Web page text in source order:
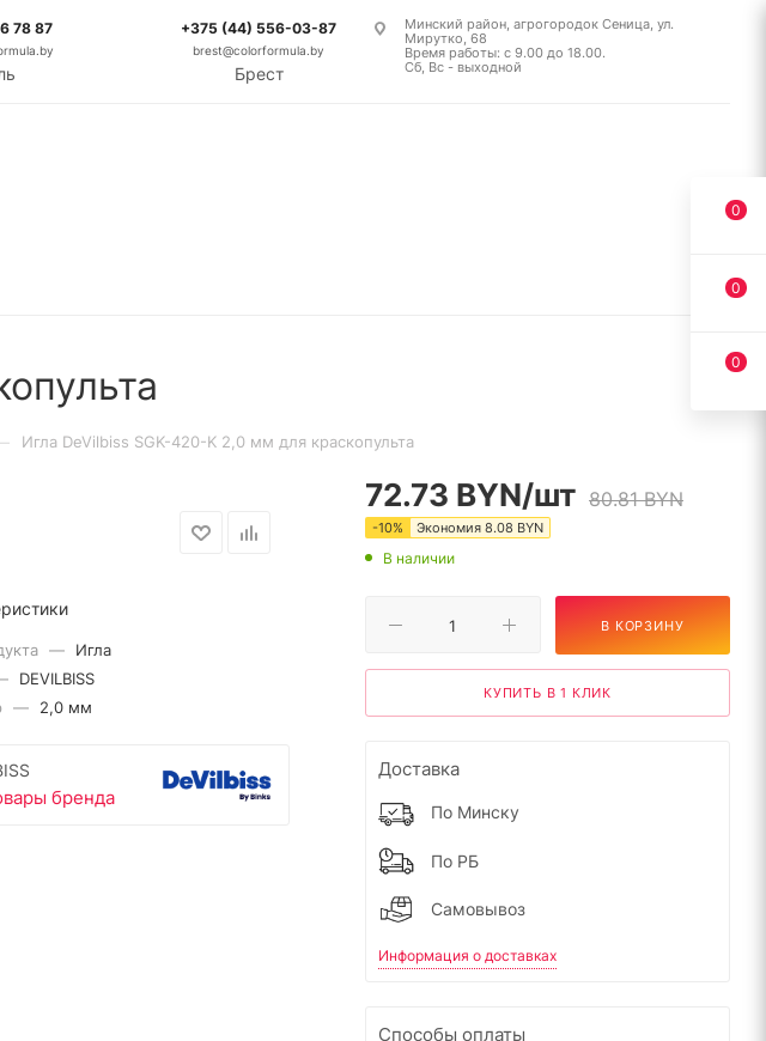
78 87 +375 (44) 556-03-87
brest@colorformula.by
Брест
Минский район, агрогородок Сеница, ул.
Мирутко, 68
Время работы: с 9.00 до 18.00.
Сб, Вс - выходной
Игла DeVilbiss SGK-420-K 2,0 мм для краскопульта
—
Игла
DEVILBISS
— 2,0 мм
бренда
72.73 BYN/шт 80.81BYN
-10% Экономия 8.08 BYN
В наличии
В КОРЗИНУ
КУПИТЬ В 1 КЛИК
Доставка
По Минску
По РБ
Самовывоз
Информация о доставках
Способы оплаты
0
0
0